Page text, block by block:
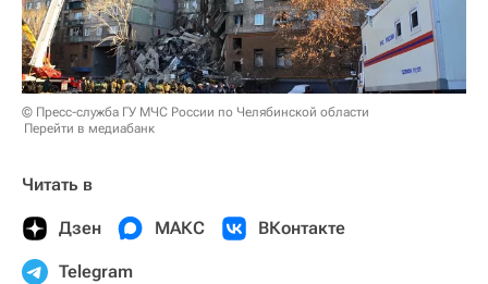
© Пресс-служба ГУ МЧС России по Челябинской области
Перейти в медиабанк
Читать в
Дзен МАКС ВКонтакте
Telegram